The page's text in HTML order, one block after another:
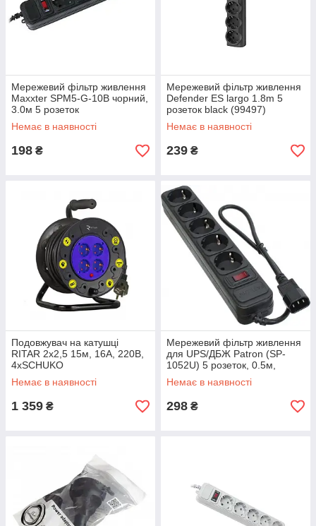
Мережевий фільтр живлення
Maxxter SPM5-G-10B чорний,
3.0м 5 розеток
Немає в наявності
198 ₴
Мережевий фільтр живлення
Defender ES largo 1.8m 5
розеток black (99497)
Немає в наявності
239 ₴
Подовжувач на катушці
RITAR 2х2,5 15м, 16А, 220В,
4xSCHUKO
Немає в наявності
1 359 ₴
Мережевий фільтр живлення
для UPS/ДБЖ Patron (SP-
1052U) 5 розеток, 0.5м,
чорний
Немає в наявності
298 ₴